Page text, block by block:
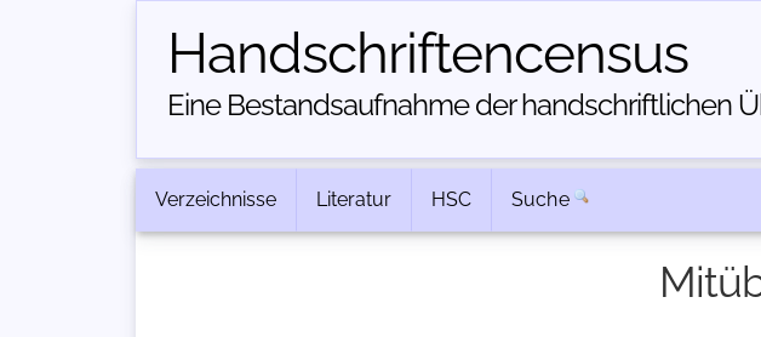
Handschriften­census
Eine Bestandsaufnahme der handschriftlichen
Verzeichnisse Literatur HSC Suche